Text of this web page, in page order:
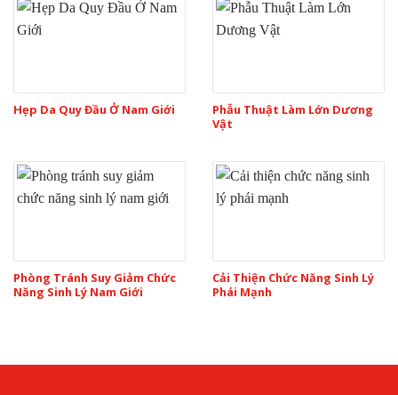
Hẹp Da Quy Đầu Ở Nam Giới
Phẫu Thuật Làm Lớn Dương
Vật
Phòng Tránh Suy Giảm Chức
Năng Sinh Lý Nam Giới
Cải Thiện Chức Năng Sinh Lý
Phái Mạnh